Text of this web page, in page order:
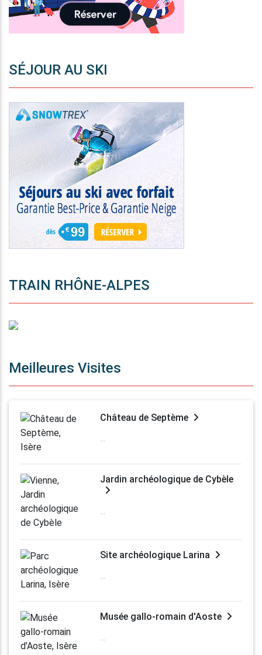
SÉJOUR AU SKI
TRAIN RHÔNE-ALPES
Meilleures Visites
Château de Septème
...
Jardin archéologique de Cybèle
...
Site archéologique Larina
...
Musée gallo-romain d'Aoste
...